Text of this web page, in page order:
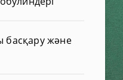
басқару және